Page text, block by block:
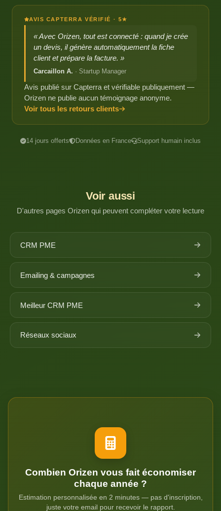
AVIS CAPTERRA VÉRIFIÉ · 5★
« Avec Orizen, tout est connecté : quand je crée
un devis, il génère automatiquement la fiche
client et prépare la facture. »
Carcaillon A. · Startup Manager
Avis publié sur Capterra et vérifiable publiquement —
Orizen ne publie aucun témoignage anonyme.
Voir tous les retours clients
14 jours offerts Données en France Support humain inclus
Voir aussi
D'autres pages Orizen qui peuvent compléter votre lecture
CRM PME
Emailing & campagnes
Meilleur CRM PME
Réseaux sociaux
Combien Orizen vous fait économiser
chaque année ?
Estimation personnalisée en 2 minutes — pas d'inscription,
juste votre email pour recevoir le rapport.